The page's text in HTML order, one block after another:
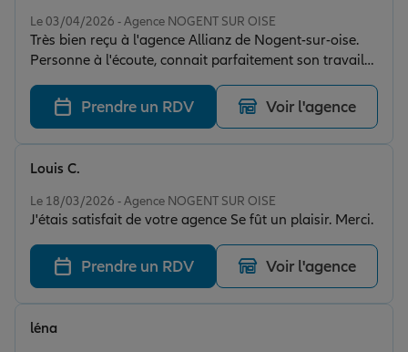
Le 03/04/2026 - Agence NOGENT SUR OISE
Très bien reçu à l'agence Allianz de Nogent-sur-oise.
Personne à l'écoute, connait parfaitement son travail
et renseigne super bien. Merci
Prendre un RDV Voir l'agence
Le 18/03/2026 - Agence NOGENT SUR OISE
J'étais satisfait de votre agence Se fût un plaisir. Merci.
Louis C.
Prendre un RDV Voir l'agence
léna